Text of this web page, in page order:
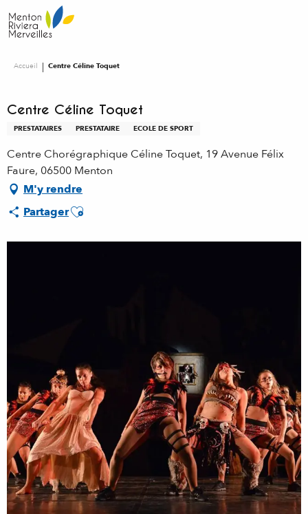
au
contenu
Accueil Centre Céline Toquet
Centre Céline Toquet
PRESTATAIRES PRESTATAIRE ECOLE DE SPORT
Centre Chorégraphique Céline Toquet, 19 Avenue Félix
Faure, 06500 Menton
M'y rendre
PartagerAjouter aux favoris